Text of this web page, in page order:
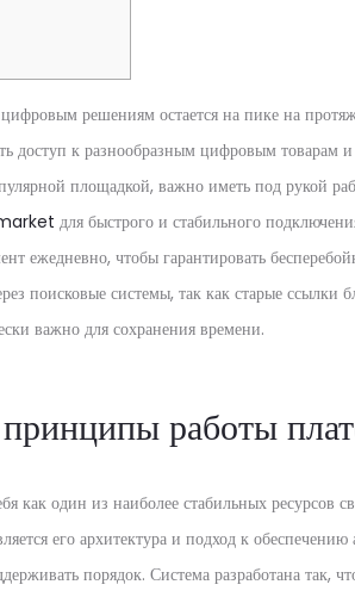
решениям остается на пике на
доступ к разнообразным цифровым товарам
площадкой, важно иметь под рукой
для быстрого и стабильного
ежедневно, чтобы гарантировать
поисковые системы, так как старые ссылки
важно для сохранения времени.
работы
как один из наиболее стабильных ресурсов
его архитектура и подход к
порядок. Система разработана так,